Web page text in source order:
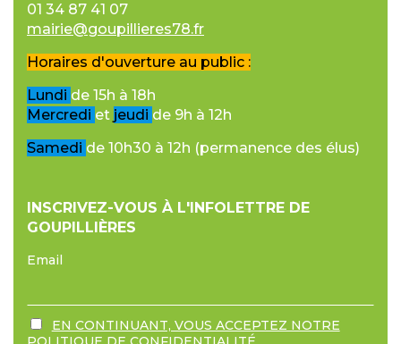
01 34 87 41 07
mairie@goupillieres78.fr
Horaires d'ouverture au public :
Lundi de 15h à 18h
Mercredi et jeudi de 9h à 12h
Samedi de 10h30 à 12h (permanence des élus)
INSCRIVEZ-VOUS À L'INFOLETTRE DE
GOUPILLIÈRES
Email
EN CONTINUANT, VOUS ACCEPTEZ NOTRE